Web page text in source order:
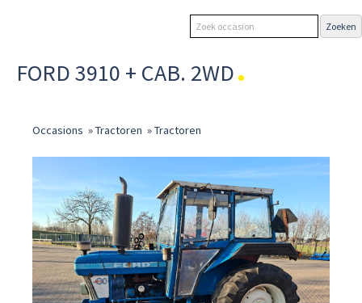
FORD 3910 + CAB. 2WD
Occasions »Tractoren »Tractoren